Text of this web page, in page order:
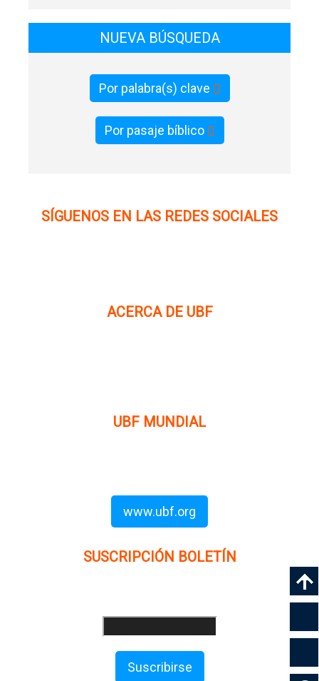
NUEVA BÚSQUEDA
Por palabra(s) clave
Por pasaje bíblico
SÍGUENOS EN LAS REDES SOCIALES
ACERCA DE UBF
UBF MUNDIAL
www.ubf.org
SUSCRIPCIÓN BOLETÍN
Suscribirse